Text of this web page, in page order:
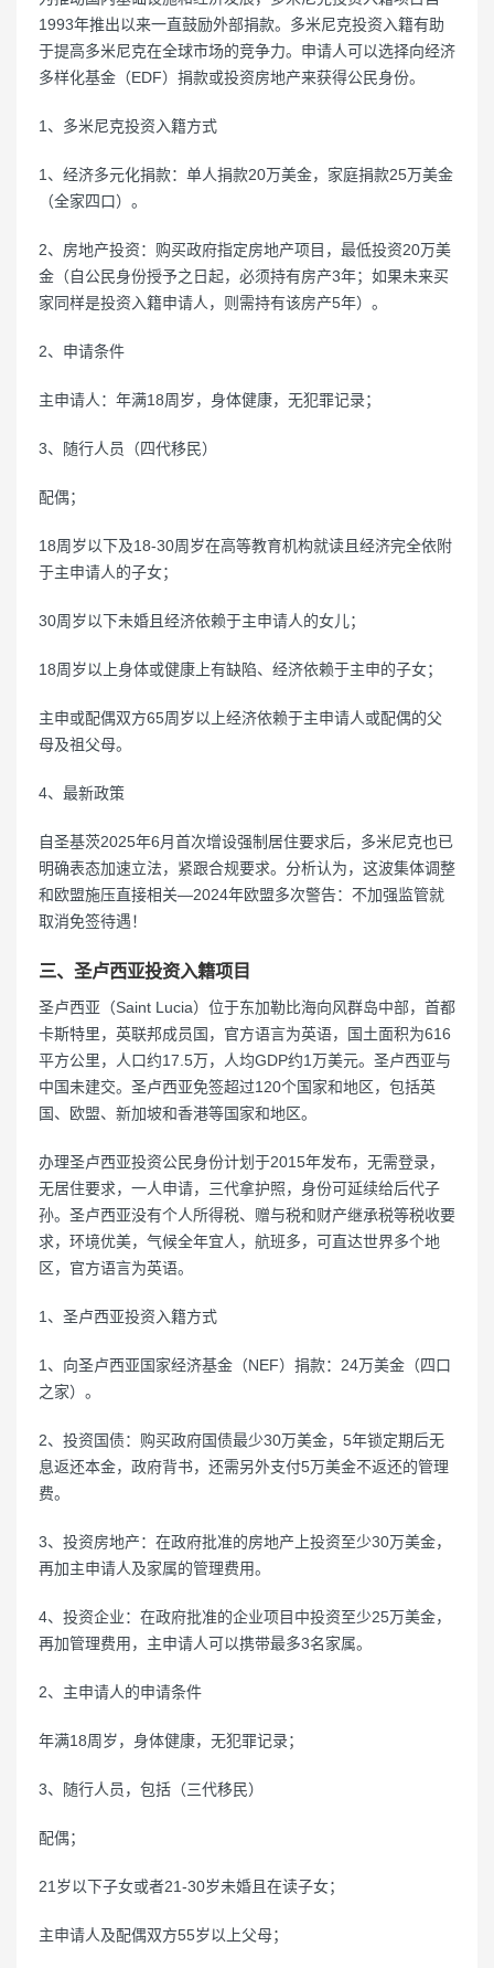
1993年推出以来一直鼓励外部捐款。多米尼克投资入籍有助
于提高多米尼克在全球市场的竞争力。申请人可以选择向经济
多样化基金（EDF）捐款或投资房地产来获得公民身份。
1、多米尼克投资入籍方式
1、经济多元化捐款：单人捐款20万美金，家庭捐款25万美金
（全家四口）。
2、房地产投资：购买政府指定房地产项目，最低投资20万美
金（自公民身份授予之日起，必须持有房产3年；如果未来买
家同样是投资入籍申请人，则需持有该房产5年）。
2、申请条件
主申请人：年满18周岁，身体健康，无犯罪记录；
3、随行人员（四代移民）
配偶；
18周岁以下及18-30周岁在高等教育机构就读且经济完全依附
于主申请人的子女；
30周岁以下未婚且经济依赖于主申请人的女儿；
18周岁以上身体或健康上有缺陷、经济依赖于主申的子女；
主申或配偶双方65周岁以上经济依赖于主申请人或配偶的父
母及祖父母。
4、最新政策
自圣基茨2025年6月首次增设强制居住要求后，多米尼克也已
明确表态加速立法，紧跟合规要求。分析认为，这波集体调整
和欧盟施压直接相关—2024年欧盟多次警告：不加强监管就
取消免签待遇！
三、圣卢西亚投资入籍项目
圣卢西亚（Saint Lucia）位于东加勒比海向风群岛中部，首都
卡斯特里，英联邦成员国，官方语言为英语，国土面积为616
平方公里，人口约17.5万，人均GDP约1万美元。圣卢西亚与
中国未建交。圣卢西亚免签超过120个国家和地区，包括英
国、欧盟、新加坡和香港等国家和地区。
办理圣卢西亚投资公民身份计划于2015年发布，无需登录，
无居住要求，一人申请，三代拿护照，身份可延续给后代子
孙。圣卢西亚没有个人所得税、赠与税和财产继承税等税收要
求，环境优美，气候全年宜人，航班多，可直达世界多个地
区，官方语言为英语。
1、圣卢西亚投资入籍方式
1、向圣卢西亚国家经济基金（NEF）捐款：24万美金（四口
之家）。
2、投资国债：购买政府国债最少30万美金，5年锁定期后无
息返还本金，政府背书，还需另外支付5万美金不返还的管理
费。
3、投资房地产：在政府批准的房地产上投资至少30万美金，
再加主申请人及家属的管理费用。
4、投资企业：在政府批准的企业项目中投资至少25万美金，
再加管理费用，主申请人可以携带最多3名家属。
2、主申请人的申请条件
年满18周岁，身体健康，无犯罪记录；
3、随行人员，包括（三代移民）
配偶；
21岁以下子女或者21-30岁未婚且在读子女；
主申请人及配偶双方55岁以上父母；